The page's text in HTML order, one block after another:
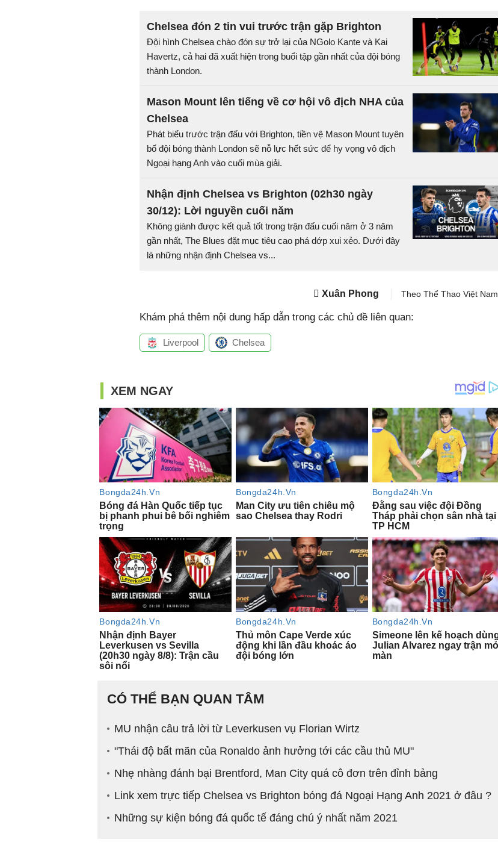
Chelsea đón 2 tin vui trước trận gặp Brighton
Đội hình Chelsea chào đón sự trở lại của NGolo Kante và Kai
Havertz, cả hai đã xuất hiện trong buổi tập gần nhất của đội bóng
thành London.
Mason Mount lên tiếng về cơ hội vô địch NHA của
Chelsea
Phát biểu trước trận đấu với Brighton, tiền vệ Mason Mount tuyên
bố đội bóng thành London sẽ nỗ lực hết sức để hy vọng vô địch
Ngoại hạng Anh vào cuối mùa giải.
Nhận định Chelsea vs Brighton (02h30 ngày
30/12): Lời nguyền cuối năm
Không giành được kết quả tốt trong trận đấu cuối năm ở 3 năm
gần nhất, The Blues đặt mục tiêu cao phá dớp xui xẻo. Dưới đây
là những nhận định Chelsea vs...
Xuân Phong Theo Thể Thao Việt Nam
Khám phá thêm nội dung hấp dẫn trong các chủ đề liên quan:
Liverpool Chelsea
CÓ THỂ BẠN QUAN TÂM
MU nhận câu trả lời từ Leverkusen vụ Florian Wirtz
"Thái độ bất mãn của Ronaldo ảnh hưởng tới các cầu thủ MU"
Nhẹ nhàng đánh bại Brentford, Man City quá cô đơn trên đỉnh bảng
Link xem trực tiếp Chelsea vs Brighton bóng đá Ngoại Hạng Anh 2021 ở đâu ?
Những sự kiện bóng đá quốc tế đáng chú ý nhất năm 2021